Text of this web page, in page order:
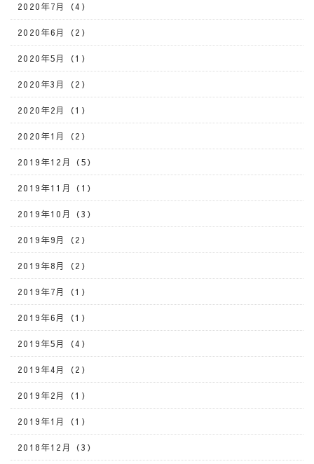
2020年7月（4）
2020年6月（2）
2020年5月（1）
2020年3月（2）
2020年2月（1）
2020年1月（2）
2019年12月（5）
2019年11月（1）
2019年10月（3）
2019年9月（2）
2019年8月（2）
2019年7月（1）
2019年6月（1）
2019年5月（4）
2019年4月（2）
2019年2月（1）
2019年1月（1）
2018年12月（3）